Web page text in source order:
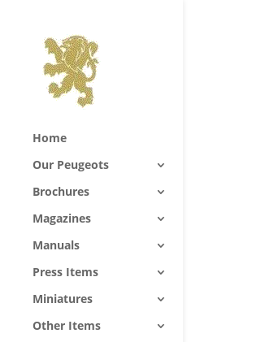
Home
Our Peugeots
Brochures
Magazines
Manuals
Press Items
Miniatures
Other Items